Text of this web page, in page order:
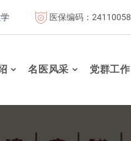
北京康复医院联体成员单位
医保编码：24110058
名医风采 党群工作